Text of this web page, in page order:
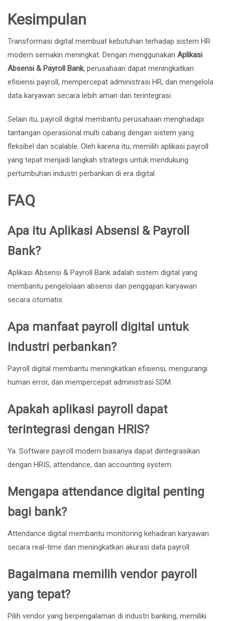
Kesimpulan
Transformasi digital membuat kebutuhan terhadap sistem HR
modern semakin meningkat. Dengan menggunakan Aplikasi
Absensi & Payroll Bank, perusahaan dapat meningkatkan
efisiensi payroll, mempercepat administrasi HR, dan mengelola
data karyawan secara lebih aman dan terintegrasi.
Selain itu, payroll digital membantu perusahaan menghadapi
tantangan operasional multi cabang dengan sistem yang
fleksibel dan scalable. Oleh karena itu, memilih aplikasi payroll
yang tepat menjadi langkah strategis untuk mendukung
pertumbuhan industri perbankan di era digital.
FAQ
Apa itu Aplikasi Absensi & Payroll
Bank?
Aplikasi Absensi & Payroll Bank adalah sistem digital yang
membantu pengelolaan absensi dan penggajian karyawan
secara otomatis.
Apa manfaat payroll digital untuk
industri perbankan?
Payroll digital membantu meningkatkan efisiensi, mengurangi
human error, dan mempercepat administrasi SDM.
Apakah aplikasi payroll dapat
terintegrasi dengan HRIS?
Ya. Software payroll modern biasanya dapat diintegrasikan
dengan HRIS, attendance, dan accounting system.
Mengapa attendance digital penting
bagi bank?
Attendance digital membantu monitoring kehadiran karyawan
secara real-time dan meningkatkan akurasi data payroll.
Bagaimana memilih vendor payroll
yang tepat?
Pilih vendor yang berpengalaman di industri banking, memiliki